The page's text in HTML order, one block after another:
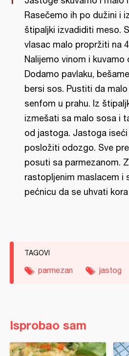
Rasečemo ih po dužini i
štipaljki izvadiditi meso.
vlasac malo propržiti na
Nalijemo vinom i kuvamo
Dodamo pavlaku,
bersi sos. Pustiti da
senfom u prahu. Iz
izmešati sa malo sosa i
od jastoga. Jastoga iseći
posložiti odozgo. Sve
posuti sa parmezanom.
rastopljenim maslacem i
pećnicu da se uhvati kora
TAGOVI
parmezan jastog
Isprobao sam